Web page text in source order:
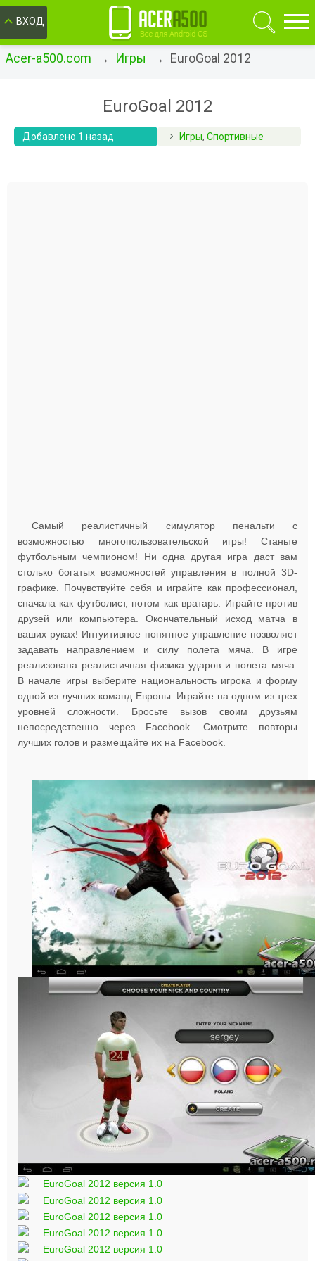
ВХОД
Acer-a500.com → Игры → EuroGoal 2012
EuroGoal 2012
Добавлено 1 назад Игры, Спортивные
Самый реалистичный симулятор пенальти с
возможностью многопользовательской игры! Станьте
футбольным чемпионом! Ни одна другая игра даст вам
столько богатых возможностей управления в полной 3D-
графике. Почувствуйте себя и играйте как профессионал,
сначала как футболист, потом как вратарь. Играйте против
друзей или компьютера. Окончательный исход матча в
ваших руках! Интуитивное понятное управление позволяет
задавать направлением и силу полета мяча. В игре
реализована реалистичная физика ударов и полета мяча.
В начале игры выберите национальность игрока и форму
одной из лучших команд Европы. Играйте на одном из трех
уровней сложности. Бросьте вызов своим друзьям
непосредственно через Facebook. Смотрите повторы
лучших голов и размещайте их на Facebook.